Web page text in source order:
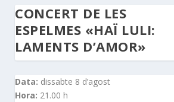
CONCERT DE LES
ESPELMES «HAÏ LULI:
LAMENTS D’AMOR»
Data: dissabte 8 d’agost
Hora: 21.00 h